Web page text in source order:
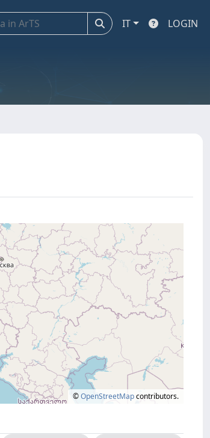
IT LOGIN
©OpenStreetMapcontributors.